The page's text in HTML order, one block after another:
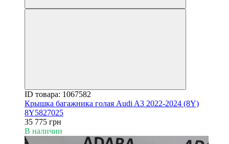
ID товара: 1067582
Крышка багажника голая Audi A3 2022-2024 (8Y)
8Y5827025
35 775 грн
В наличии